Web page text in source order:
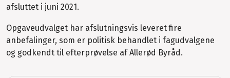
afsluttet i juni 2021.
Opgaveudvalget har afslutningsvis leveret fire
anbefalinger, som er politisk behandlet i fagudvalgene
og godkendt til efterprøvelse af Allerød Byråd.